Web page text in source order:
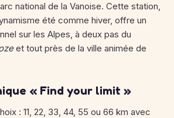
national de la Vanoise. Cette station,
été comme hiver, offre un
sur les Alpes, à deux pas du
et tout près de la ville animée de
« Find your limit »
: 11, 22, 33, 44, 55 ou 66 km avec